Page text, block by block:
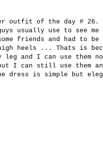
outfit of the day # 26.
usually use to see
friends and had to be
heels ... Thats is
leg and I can use them
I can still use them
dress is simple but